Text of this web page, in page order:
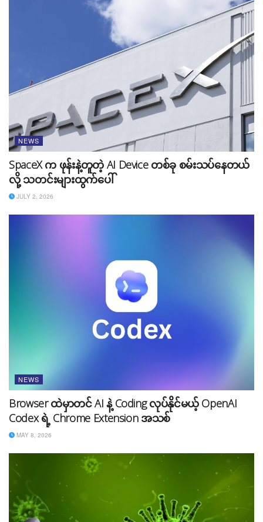
Source: The Verge
Tags: Adobe Adobe Acrobat
Adobe Acrobat AI
AI news
NEWS
SpaceX က ဖုန်းနဲ့တူတဲ့ AI Device တစ်ခု စမ်းသပ်နေတယ်
လို့ သတင်းများထွက်ပေါ်
JULY 2, 2026
NEWS
Browser ထဲမှာတင် AI နဲ့ Coding လုပ်နိုင်မယ့် OpenAI
Codex ရဲ့ Chrome Extension အသစ်
MAY 8, 2026